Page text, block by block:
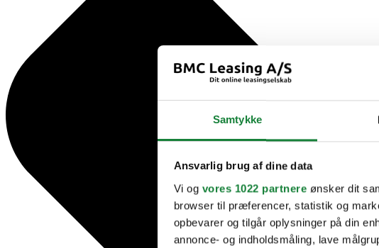
Samtykke
Ansvarlig brug af dine data
Vi og vores 1022 partnere ønsker dit
browser til præferencer, statistik og
opbevarer og tilgår oplysninger på din
annonce- og indholdsmåling, lave